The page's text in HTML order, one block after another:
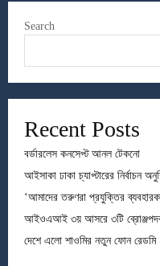
Search
Recent Posts
বর্ডারলেস কনসেপ্ট আনল টেকনো
আইসাকা ঢাকা চ্যাপ্টারের নির্বাচন
‘আমাদের তরুণরা প্রযুক্তির
আইওএআই ৩য় আসরে ৩টি ব্রোঞ্জপদক
দেশে এলো শাওমির নতুন ফোন রেডমি